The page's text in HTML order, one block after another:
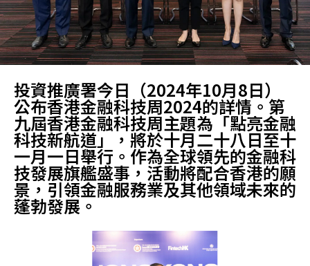
投資推廣署今日（2024年10月8日）
公布香港金融科技周2024的詳情。第
九屆香港金融科技周主題為「點亮金融
科技新航道」，將於十月二十八日至十
一月一日舉行。作為全球領先的金融科
技發展旗艦盛事，活動將配合香港的願
景，引領金融服務業及其他領域未來的
蓬勃發展。